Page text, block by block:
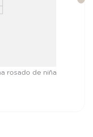
rosado de niña